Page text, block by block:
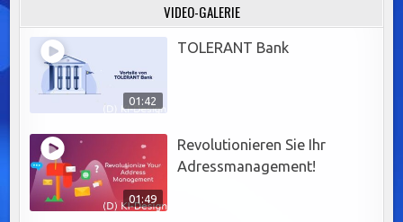
VIDEO-GALERIE
01:42
TOLERANT Bank
01:49
Revolutionieren Sie Ihr
Adressmanagement!